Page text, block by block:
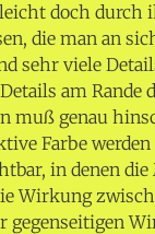
doch durch
die man an
sehr viele
am Rande
muß genau
Farbe
in denen
Wirkung
gegenseitigen